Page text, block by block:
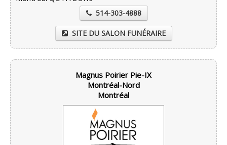
514-303-4888
SITE DU SALON FUNÉRAIRE
Magnus Poirier Pie-IX
Montréal-Nord
Montréal